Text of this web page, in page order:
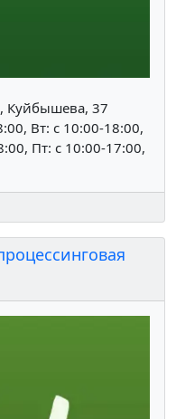
Куйбышева, 37
Вт: c 10:00-18:00,
Пт: c 10:00-17:00,